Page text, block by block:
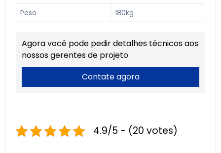
Peso
180kg
Agora você pode pedir detalhes técnicos aos
nossos gerentes de projeto
Contate agora
4.9/5 - (20 votes)